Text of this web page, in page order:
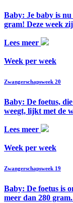
Baby: Je baby is nu
gram! Deze week
Lees meer
Week per week
Zwangerschapsweek 20
Baby: De foetus,
weegt, lijkt met de
Lees meer
Week per week
Zwangerschapsweek 19
Baby: De foetus is
meer dan 280